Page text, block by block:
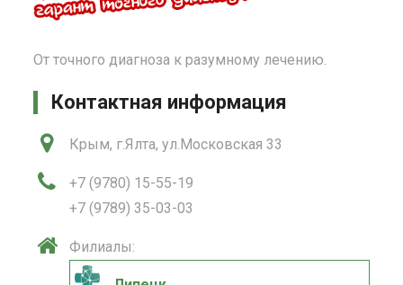
От точного диагноза к разумному лечению.
Контактная информация
Крым, г.Ялта, ул.Московская 33
+7 (9780) 15-55-19
+7 (9789) 35-03-03
Филиалы: